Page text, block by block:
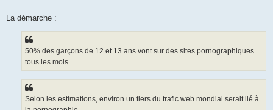
La démarche :
50% des garçons de 12 et 13 ans vont sur des sites pornographiques
tous les mois
Selon les estimations, environ un tiers du trafic web mondial serait lié à